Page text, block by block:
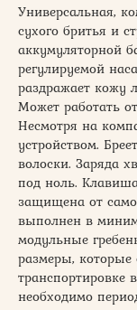
Универсальная,
сухого бритья и
аккумуляторной
регулируемой
раздражает кожу
Может работать
Несмотря на
устройством.
волоски. Заряда
под ноль.
защищена от
выполнен в
модульные
размеры, которые
транспортировке
необходимо